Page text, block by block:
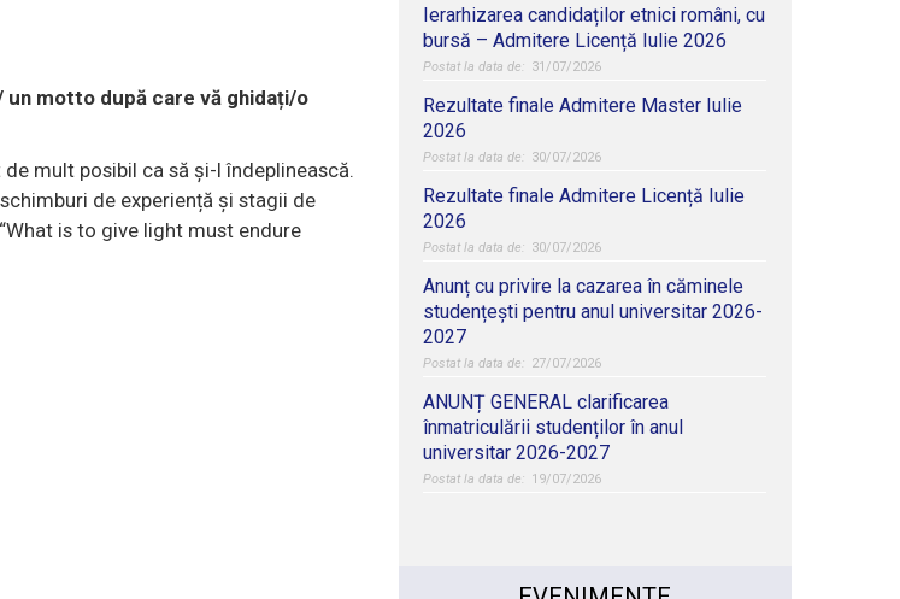
motto după care vă ghidați/o
mult posibil ca să și-l îndeplinească.
de experiență și stagii de
is to give light must endure
Ierarhizarea candidaților etnici români, cu
bursă – Admitere Licență Iulie 2026
31/07/2026
Rezultate finale Admitere Master Iulie
2026
30/07/2026
Rezultate finale Admitere Licență Iulie
2026
30/07/2026
Anunț cu privire la cazarea în căminele
studențești pentru anul universitar 2026-
2027
27/07/2026
ANUNȚ GENERAL clarificarea
înmatriculării studenților în anul
universitar 2026-2027
19/07/2026